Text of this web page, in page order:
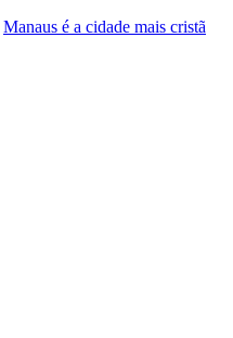
Manaus é a cidade mais cristã